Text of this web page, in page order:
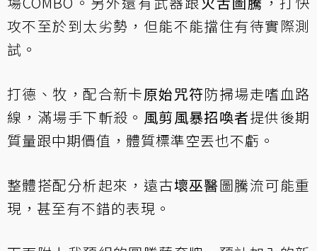
攻不至於到太劣勢，但能不能擋住有待實際測
試。
打德、牧，配合新卡原始咒符防掃場走嗜血路
線，滿場手下斬殺。 風剪風暴招喚者提供後期
質量跟中期價值，體質標準空丟也不虧。
整體搭配分析起來，遠古壞巫醫圖騰流可能重
現，甚至有不錯的表現。